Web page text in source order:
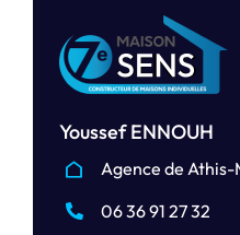
Youssef ENNOUH
Agence de Athis-
06 36 91 27 32